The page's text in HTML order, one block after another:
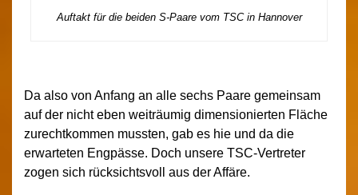
Auftakt für die beiden S-Paare vom TSC in Hannover
Da also von Anfang an alle sechs Paare gemeinsam
auf der nicht eben weiträumig dimensionierten Fläche
zurechtkommen mussten, gab es hie und da die
erwarteten Engpässe. Doch unsere TSC-Vertreter
zogen sich rücksichtsvoll aus der Affäre.